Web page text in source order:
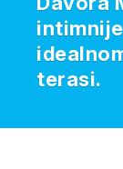
terasi.